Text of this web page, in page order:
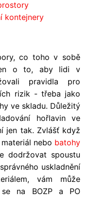
kontejnery
co toho v sobě
o to, aby lidi v
pravidla pro
rizik - třeba jako
ve skladu. Důležitý
hořlavin ve
jen tak. Zvlášť když
nebo batohy
dodržovat spoustu
uskladnění
vám může
na BOZP a PO